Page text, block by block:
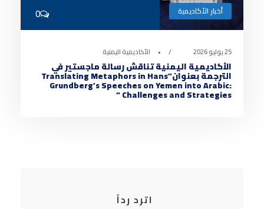
أخبار الأكاديمية 0
25 يوليو 2026 • الأكاديمية اليمنية
الأكاديمية اليمنية تناقش رسالة ماجستير في
الترجمة بعنوان”Translating Metaphors in Hans
Grundberg’s Speeches on Yemen into Arabic:
Challenges and Strategies “
اترد رداً